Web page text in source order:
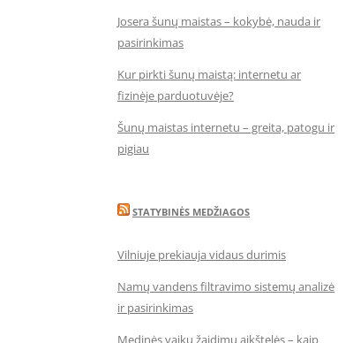
Josera šunų maistas – kokybė, nauda ir
pasirinkimas
Kur pirkti šunų maistą: internetu ar
fizinėje parduotuvėje?
Šunų maistas internetu – greita, patogu ir
pigiau
STATYBINĖS MEDŽIAGOS
Vilniuje prekiauja vidaus durimis
Namų vandens filtravimo sistemų analizė
ir pasirinkimas
Medinės vaikų žaidimų aikštelės – kaip